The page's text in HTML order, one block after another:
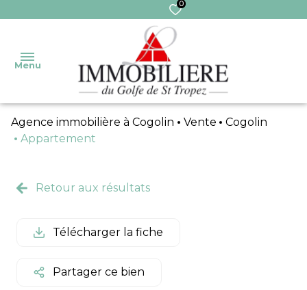
0
Menu
Accueil
biens
immo
Pro
Locations
services
Syndic
Syndic
Agence immobilière à Cogolin Vente
Cogolin
Appartement
Retour aux résultats
Télécharger la fiche
Partager ce bien